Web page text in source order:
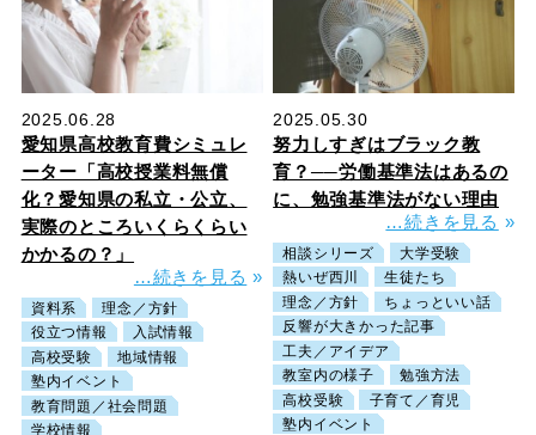
2025.06.28
愛知県高校教育費シミュレ
ーター「高校授業料無償
化？愛知県の私立・公立、
実際のところいくらくらい
かかるの？」
…続きを見る »
資料系
理念／方針
役立つ情報
入試情報
高校受験
地域情報
塾内イベント
教育問題／社会問題
学校情報
2025.05.30
努力しすぎはブラック教
育？──労働基準法はあるの
に、勉強基準法がない理由
…続きを見る »
相談シリーズ
大学受験
熱いぜ西川
生徒たち
理念／方針
ちょっといい話
反響が大きかった記事
工夫／アイデア
教室内の様子
勉強方法
高校受験
子育て／育児
塾内イベント